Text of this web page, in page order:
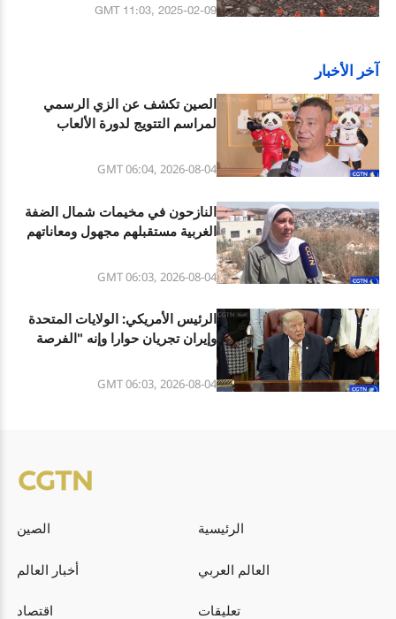
GMT 11:03, 2025-02-09
آخر الأخبار
الصين تكشف عن الزي الرسمي
لمراسم التتويج لدورة الألعاب
GMT 06:04, 2026-08-04
النازحون في مخيمات شمال الضفة
الغربية مستقبلهم مجهول ومعاناتهم
GMT 06:03, 2026-08-04
الرئيس الأمريكي: الولايات المتحدة
وإيران تجريان حوارا وإنه "الفرصة
GMT 06:03, 2026-08-04
الصين الرئيسية
أخبار العالم العالم العربي
اقتصاد تعليقات